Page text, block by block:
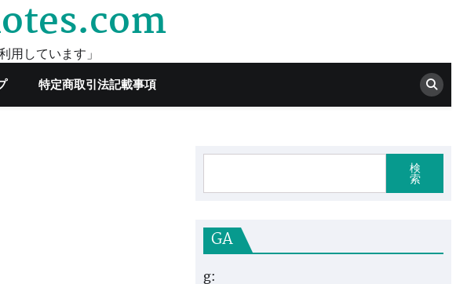
用しています」
特定商取引法記載事項
検
索
GA
g: